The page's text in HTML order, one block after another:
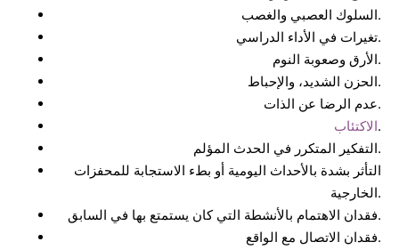
السلوك العصبي والغصب.
تغيرات في الأداء الدراسي.
الأرق وصعوبة النوم.
الحزن الشديد، والإحباط.
عدم الرضا عن الذات.
الاكتئاب.
التفكير المتكرر في الحدث المؤلم.
التأثر بشدة بالأحداث اليومية أو بطء الاستجابة للمحفزات
الخارجية.
فقدان الاهتمام بالأنشطة التي كان يستمتع بها في السابق.
فقدان الاتصال مع الواقع.